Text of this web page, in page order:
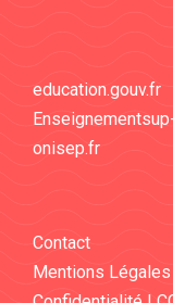
education.gouv.fr
onisep.fr
Contact
Mentions Légales